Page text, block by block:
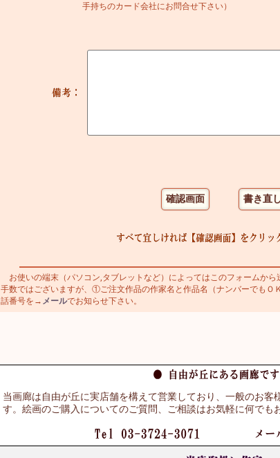
手持ちのカード会社にお問合せ下さい）
お使いの端末（パソコン,タブレットなど）によってはこのフォームか
手数ではございますが、①ご注文作品の作家名と作品名（ナンバーでも
話番号を→ メールでお知らせ下さい。
当画廊は自由が丘に実店舗を構えて営業しており、一般のお客
す。絵画のご購入についてのご質問、ご相談はお気軽に何でも